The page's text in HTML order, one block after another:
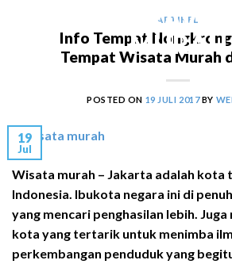
ARTIKEL
Info Tempat
Tempat Wisata Murah
POSTED ON 19 JULI 2017BY
19
Jul
Wisata murah – Jakarta adalah kota
Indonesia. Ibukota negara ini di
yang mencari penghasilan lebih.
kota yang tertarik untuk menimba
perkembangan penduduk yang